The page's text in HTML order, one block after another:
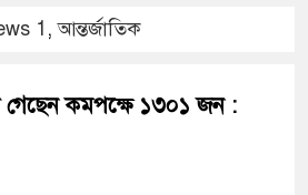
1 ,আন্তর্জাতিক
গেছেন কমপক্ষে ১৩০১ জন :